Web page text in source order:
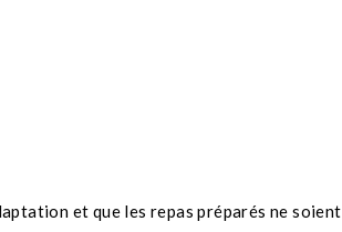
et que les repas préparés ne soient